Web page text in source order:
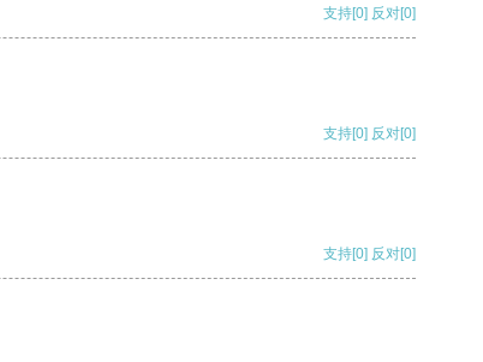
支持[0] 反对[0]
支持[0] 反对[0]
支持[0] 反对[0]